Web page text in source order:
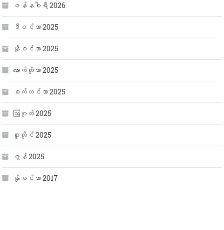
ဇန်နဝါရီ 2026
ဒီဇင်ဘာ 2025
နိုဝင်ဘာ 2025
အောက်တိုဘာ 2025
စက်တင်ဘာ 2025
ဩဂုတ် 2025
ဇူလိုင် 2025
ဇွန် 2025
နိုဝင်ဘာ 2017